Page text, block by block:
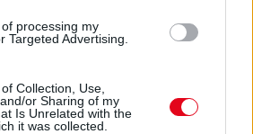
processing my
Targeted Advertising.
Collection, Use,
or Sharing of my
Is Unrelated with the
it was collected.